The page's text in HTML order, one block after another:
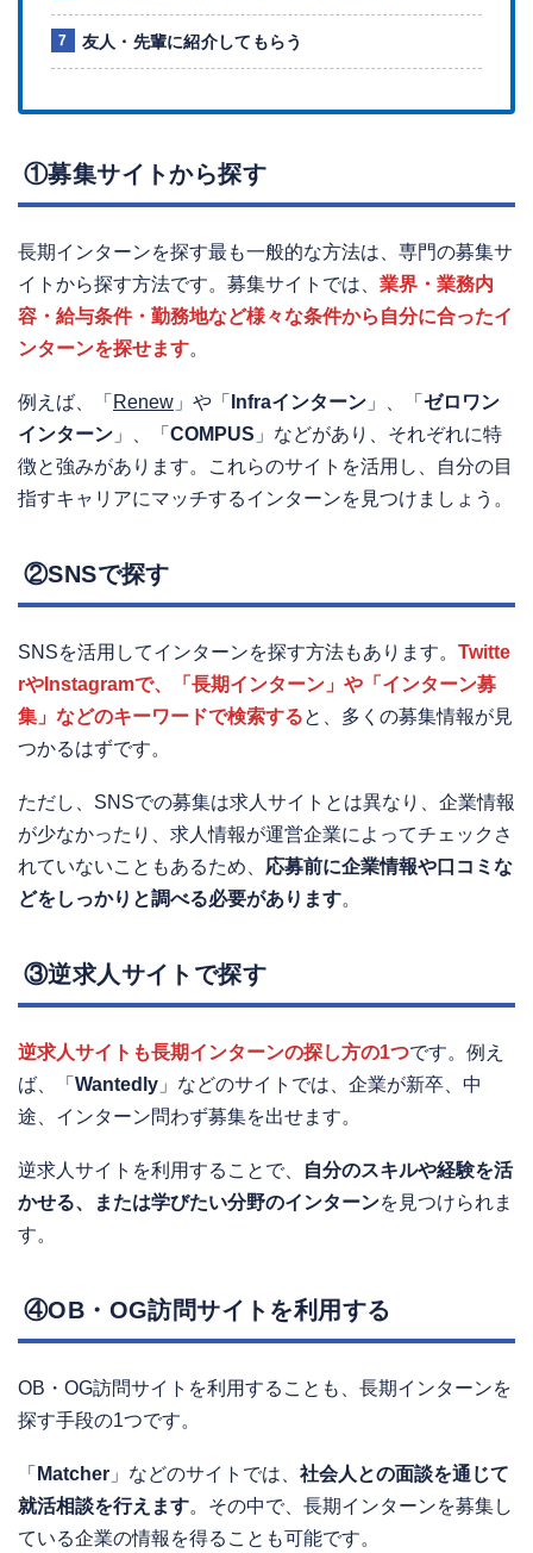
友人・先輩に紹介してもらう
①募集サイトから探す
長期インターンを探す最も一般的な方法は、専門の募集サ
イトから探す方法です。募集サイトでは、 業界・業務内
容・給与条件・勤務地など様々な条件から自分に合ったイ
ンターンを探せます。
例えば、「 Renew 」や「 Infraインターン 」、「 ゼロワン
インターン 」、「 COMPUS 」などがあり、それぞれに特
徴と強みがあります。これらのサイトを活用し、自分の目
指すキャリアにマッチするインターンを見つけましょう。
②SNSで探す
SNSを活用してインターンを探す方法もあります。 Twitte
rやInstagramで、「長期インターン」や「インターン募
集」などのキーワードで検索すると、多くの募集情報が見
つかるはずです。
ただし、SNSでの募集は求人サイトとは異なり、企業情報
が少なかったり、求人情報が運営企業によってチェックさ
れていないこともあるため、 応募前に企業情報や口コミな
どをしっかりと調べる必要があります。
③逆求人サイトで探す
逆求人サイトも長期インターンの探し方の1つです。例え
ば、「 Wantedly 」などのサイトでは、企業が新卒、中
途、インターン問わず募集を出せます。
逆求人サイトを利用することで、
自分のスキルや経験を活
かせる、または学びたい分野のインターンを見つけられま
す。
④OB・OG訪問サイトを利用する
OB・OG訪問サイトを利用することも、長期インターンを
探す手段の1つです。
「 Matcher 」などのサイトでは、 社会人との面談を通じて
就活相談を行えます。その中で、長期インターンを募集し
ている企業の情報を得ることも可能です。